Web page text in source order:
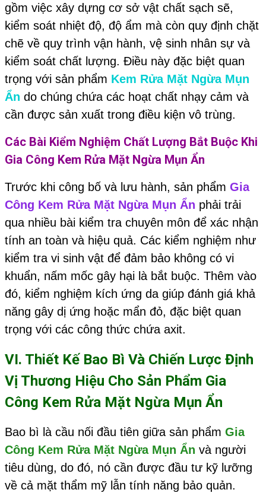
gồm việc xây dựng cơ sở vật chất sạch sẽ,
kiểm soát nhiệt độ, độ ẩm mà còn quy định chặt
chẽ về quy trình vận hành, vệ sinh nhân sự và
kiểm soát chất lượng. Điều này đặc biệt quan
trọng với sản phẩm Kem Rửa Mặt Ngừa Mụn
Ẩn do chúng chứa các hoạt chất nhạy cảm và
cần được sản xuất trong điều kiện vô trùng.
Các Bài Kiểm Nghiệm Chất Lượng Bắt Buộc Khi
Gia Công Kem Rửa Mặt Ngừa Mụn Ẩn
Trước khi công bố và lưu hành, sản phẩm Gia
Công Kem Rửa Mặt Ngừa Mụn Ẩn phải trải
qua nhiều bài kiểm tra chuyên môn để xác nhận
tính an toàn và hiệu quả. Các kiểm nghiệm như
kiểm tra vi sinh vật để đảm bảo không có vi
khuẩn, nấm mốc gây hại là bắt buộc. Thêm vào
đó, kiểm nghiệm kích ứng da giúp đánh giá khả
năng gây dị ứng hoặc mẩn đỏ, đặc biệt quan
trọng với các công thức chứa axit.
VI. Thiết Kế Bao Bì Và Chiến Lược Định
Vị Thương Hiệu Cho Sản Phẩm Gia
Công Kem Rửa Mặt Ngừa Mụn Ẩn
Bao bì là cầu nối đầu tiên giữa sản phẩm Gia
Công Kem Rửa Mặt Ngừa Mụn Ẩn và người
tiêu dùng, do đó, nó cần được đầu tư kỹ lưỡng
về cả mặt thẩm mỹ lẫn tính năng bảo quản.